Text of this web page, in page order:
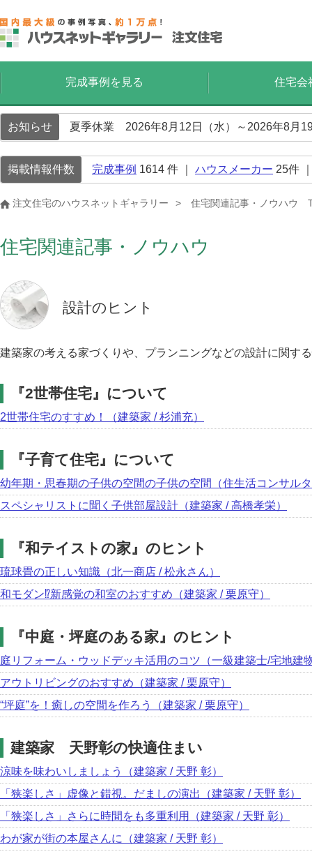
完成事例を見る 住宅会
お知らせ 夏季休業 2026年8月12日（水）～2026年8月
掲載情報件数 完成事例 1614 件 ｜ ハウスメーカー 25件
注文住宅のハウスネットギャラリー 住宅関連記事・ノウハウ
住宅関連記事・ノウハウ
設計のヒント
建築家の考える家づくりや、プランニングなどの設計に関す
『2世帯住宅』について
2世帯住宅のすすめ！（建築家 / 杉浦充）
『子育て住宅』について
幼年期・思春期の子供の空間の子供の空間（住生活コンサル
スペシャリストに聞く子供部屋設計（建築家 / 高橋孝栄）
『和テイストの家』のヒント
琉球畳の正しい知識（北一商店 / 松永さん）
和モダン⁉新感覚の和室のおすすめ（建築家 / 栗原守）
『中庭・坪庭のある家』のヒント
庭リフォーム・ウッドデッキ活用のコツ（一級建築士/宅地
アウトリビングのおすすめ（建築家 / 栗原守）
“坪庭”を！癒しの空間を作ろう（建築家 / 栗原守）
建築家 天野彰の快適住まい
涼味を味わいしましょう（建築家 / 天野 彰）
「狭楽しさ」虚像と錯視。だましの演出（建築家 / 天野 彰）
「狭楽しさ」さらに時間をも多重利用（建築家 / 天野 彰）
わが家が街の本屋さんに（建築家 / 天野 彰）